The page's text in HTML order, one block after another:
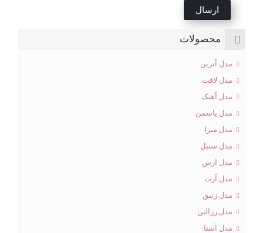
محصولات
مدل آترین
مدل لافت
مدل آهنک
مدل یاسمن
مدل میرا
مدل سنبل
مدل ارس
مدل آرت
مدل زنبق
مدل رزالین
مدل آسنا